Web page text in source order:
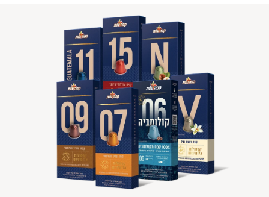
Up and Down arrow keys to navigate search results.